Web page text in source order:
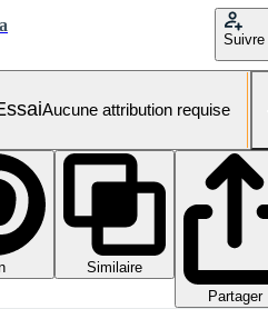
Suivre
Aucune attribution requise
Similaire
Partager